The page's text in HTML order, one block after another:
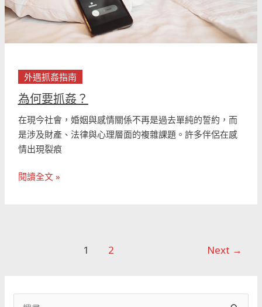
外遇抓姦指南
為何要抓姦？
在現今社會，婚姻與感情關係不再是過去單純的誓約，而
是涉及財產、法律與心理層面的複雜課題。許多伴侶在感
情出現裂痕
閱讀全文 »
1 2 Next →